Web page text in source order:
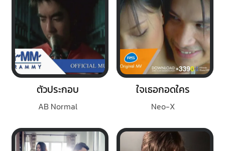
ตัวประกอบ
AB Normal
ใจเธอกอดใคร
Neo-X